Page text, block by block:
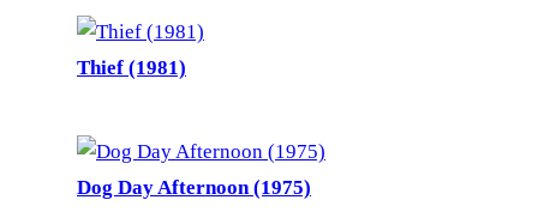
Thief (1981)
Dog Day Afternoon (1975)